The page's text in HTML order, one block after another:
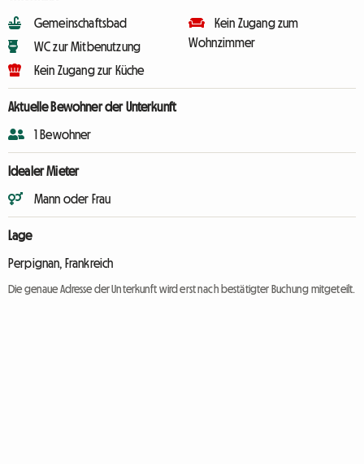
Gemeinschaftsbad
WC zur Mitbenutzung
Kein Zugang zur Küche
Kein Zugang zum
Wohnzimmer
Aktuelle Bewohner der Unterkunft
1 Bewohner
Idealer Mieter
Mann oder Frau
Lage
Perpignan, Frankreich
Die genaue Adresse der Unterkunft wird erst nach bestätigter Buchung mitgeteilt.